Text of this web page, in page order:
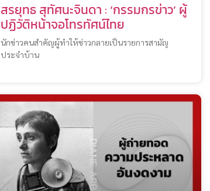
สรยุทธ สุทัศนะจินดา : ‘กรรมกรข่าว’ ผู้
ปฏิวัติหน้าจอโทรทัศน์ไทย
นักข่าวคนสำคัญผู้ทำให้ข่าวกลายเป็นรายการสามัญ
ประจำบ้าน